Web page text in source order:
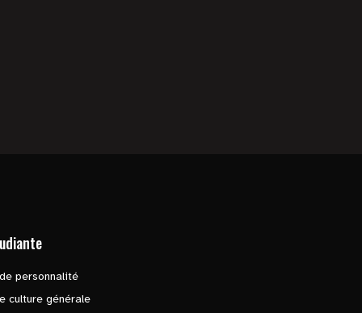
personnalité
culture générale